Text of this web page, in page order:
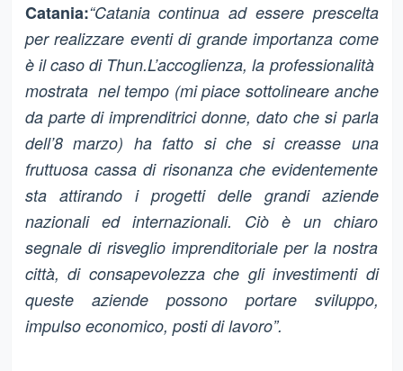
Catania:“Catania continua ad essere prescelta
per realizzare eventi di grande importanza come
è il caso di Thun.L’accoglienza, la professionalità
mostrata nel tempo (mi piace sottolineare anche
da parte di imprenditrici donne, dato che si parla
dell’8 marzo) ha fatto si che si creasse una
fruttuosa cassa di risonanza che evidentemente
sta attirando i progetti delle grandi aziende
nazionali ed internazionali. Ciò è un chiaro
segnale di risveglio imprenditoriale per la nostra
città, di consapevolezza che gli investimenti di
queste aziende possono portare sviluppo,
impulso economico, posti di lavoro”.